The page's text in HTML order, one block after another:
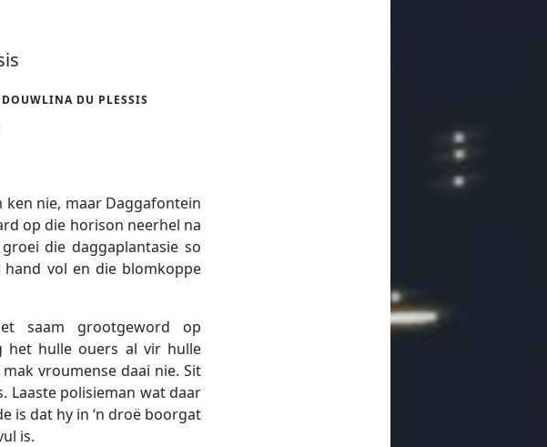
DU PLESSIS
nie, maar Daggafontein
op die horison neerhel na
die daggaplantasie so
vol en die blomkoppe
saam grootgeword op
het hulle ouers al vir hulle
vroumense daai nie. Sit
Laaste polisieman wat daar
is dat hy in ‘n droë boorgat
is.